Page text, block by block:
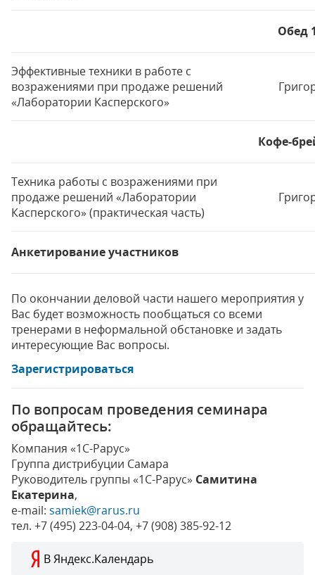
Обед
Эффективные техники в работе с
возражениями при продаже решений
«Лаборатории Касперского»
Кофе-
Техника работы с возражениями при
продаже решений «Лаборатории
Касперского» (практическая часть)
Анкетирование участников
По окончании деловой части нашего мероприятия у
Вас будет возможность пообщаться со всеми
тренерами в неформальной обстановке и задать
интересующие Вас вопросы.
Зарегистрироваться
По вопросам проведения семинара
обращайтесь:
Компания «1С-Рарус»
Группа дистрибуции Самара
Руководитель группы «1С-Рарус» Самитина
Екатерина,
e-mail: samiek@rarus.ru
тел. +7 (495) 223-04-04, +7 (908) 385-92-12
В Яндекс.Календарь